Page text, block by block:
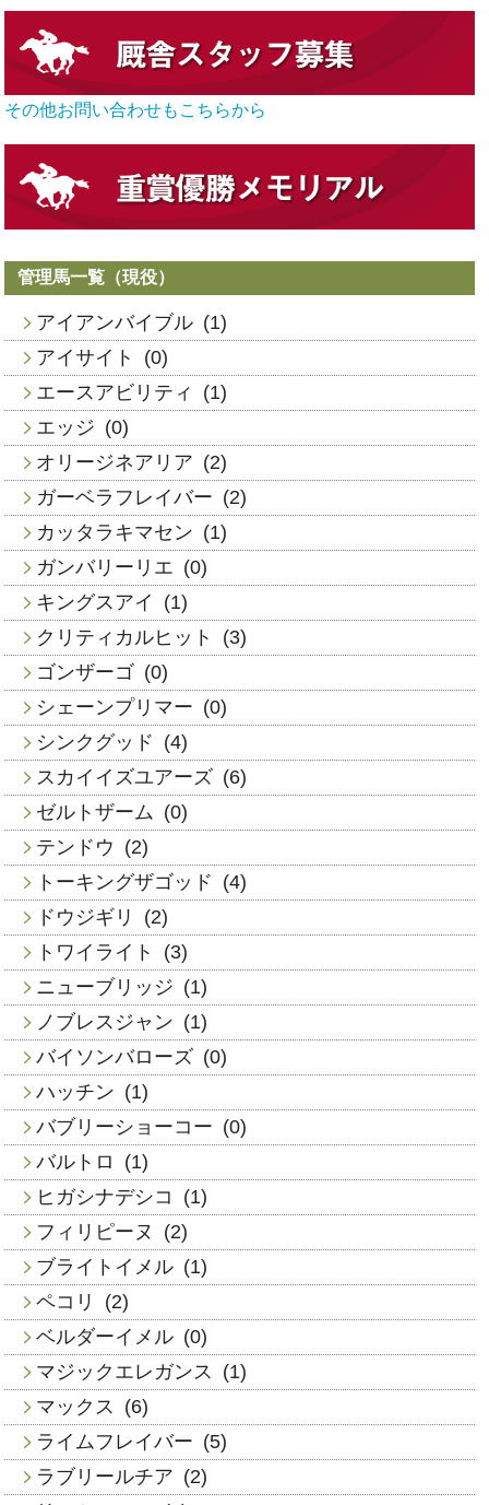
その他お問い合わせもこちらから
管理馬一覧（現役）
アイアンバイブル (1)
アイサイト
(0)
エースアビリティ
(1)
エッジ (0)
オリージネアリア (2)
ガーベラフレイバー (2)
カッタラキマセン (1)
ガンバリーリエ (0)
キングスアイ
(1)
クリティカルヒット
(3)
ゴンザーゴ (0)
シェーンプリマー (0)
シンクグッド (4)
スカイイズユアーズ (6)
ゼルトザーム (0)
テンドウ (2)
トーキングザゴッド (4)
ドウジギリ
(2)
トワイライト
(3)
ニューブリッジ (1)
ノブレスジャン (1)
バイソンバローズ (0)
ハッチン (1)
バブリーショーコー (0)
バルトロ
(1)
ヒガシナデシコ
(1)
フィリピーヌ
(2)
ブライトイメル (1)
ペコリ
(2)
ベルダーイメル (0)
マジックエレガンス
(1)
マックス
(6)
ライムフレイバー (5)
ラブリールチア (2)